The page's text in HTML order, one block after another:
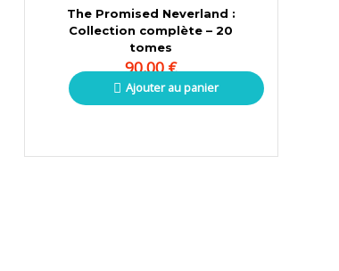
The Promised Neverland :
Collection complète – 20
tomes
90,00€
Ajouter au panier